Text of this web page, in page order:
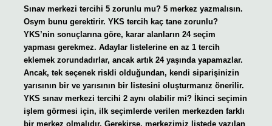
Sınav merkezi tercihi 5 zorunlu mu? 5 merkez yazmalısın.
Osym bunu gerektirir. YKS tercih kaç tane zorunlu?
YKS’nin sonuçlarına göre, karar alanların 24 seçim
yapması gerekmez. Adaylar listelerine en az 1 tercih
eklemek zorundadırlar, ancak artık 24 yaşında yapamazlar.
Ancak, tek seçenek riskli olduğundan, kendi siparişinizin
yarısının bir ve yarısının bir listesini oluşturmanız önerilir.
YKS sınav merkezi tercihi 2 aynı olabilir mi? İkinci seçimin
işlem görmesi için, ilk seçimlerde verilen merkezden farklı
bir merkez olmalıdır. Gerekirse, merkezimiz listede yazılan